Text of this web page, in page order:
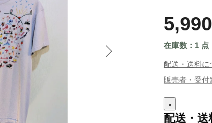
在庫数：1 点
配送・送料に
販売者・受付
×
配送・